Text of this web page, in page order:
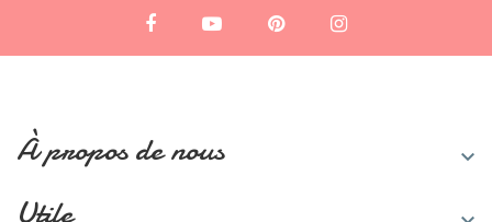
À propos de nous 
Utile